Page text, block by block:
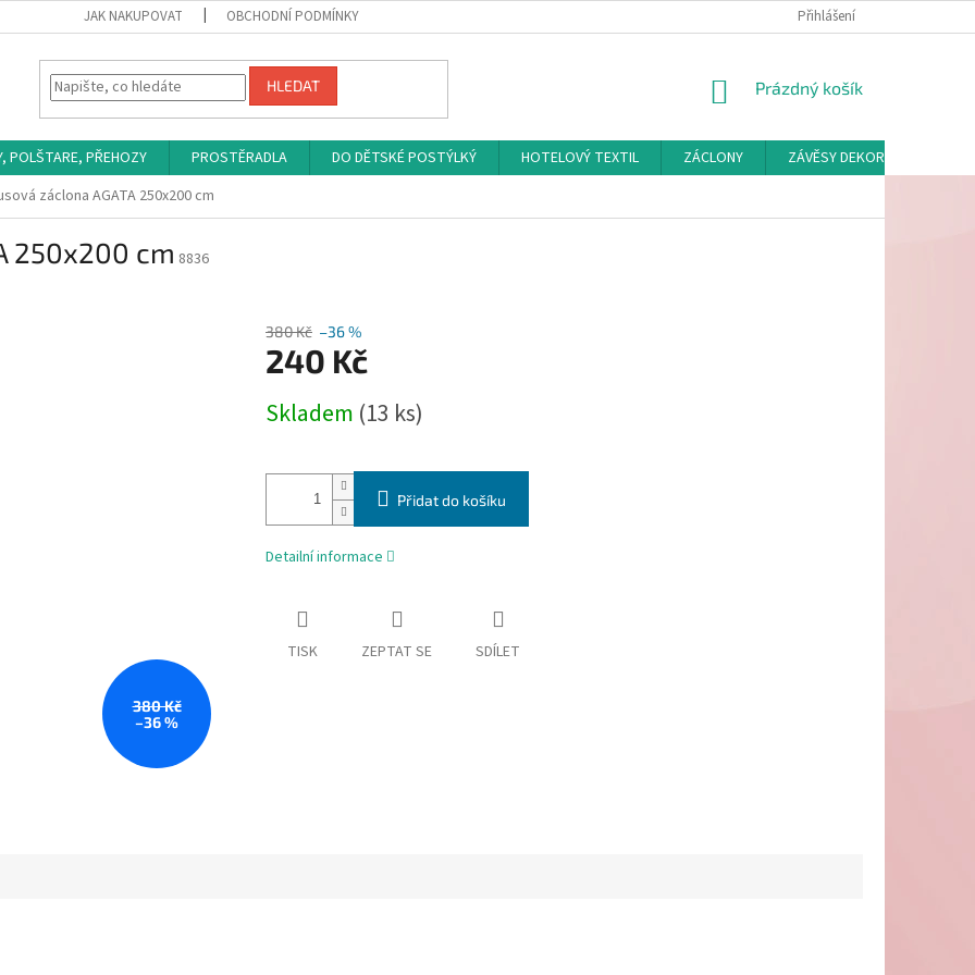
JAK NAKUPOVAT OBCHODNÍ PODMÍNKY Přihlášení
HLEDAT
NÁKUPNÍ
Prázdný košík
POLŠTARE, PŘEHOZY PROSTĚRADLA DO DĚTSKÉ POSTÝLKÝ HOTELOVÝ TEXTIL ZÁCLONY
ZÁVĚSY DEKORAČNÍ A
záclona AGATA 250x200 cm
250x200 cm 8836
380 Kč
–36 %
380 Kč –36 %
240 Kč
cena:
Skladem (13 ks)
Přidat do košíku
Detailní informace
TISK ZEPTAT SE SDÍLET